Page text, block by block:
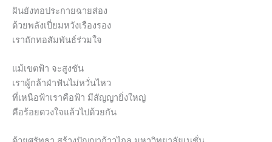
ฝันยังทอประกายฉายส่อง
ด้วยพลังเปี่ยมหวังเรืองรอง
เราถักทอสัมพันธ์ร่วมใจ
แม้เขตฟ้า จะสูงชัน
เราผู้กล้าฝ่าฟันไม่หวั่นไหว
ที่เหนือฟ้าเราคือฟ้า มีสัญญายิ่งใหญ่
คือร้อยดวงใจแล้วไปด้วยกัน